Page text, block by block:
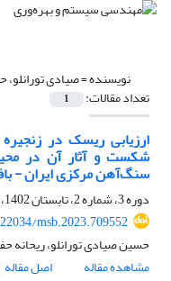
نویسنده =صیادی
تعداد مقالات: 1
ارزیابی ریسک در زنجیره
شکست و آثار آن در
سنگ‌آهن مرکزی ایران -
دوره 3، شماره 2، تابستان 1402، صفحه
msb.2023.709552
حسین صیادی تورانلو، ریحانه
مشاهده مقاله
اصل مقاله